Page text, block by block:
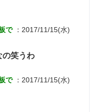
で ：2017/11/15(水)
の笑うわ
で ：2017/11/15(水)